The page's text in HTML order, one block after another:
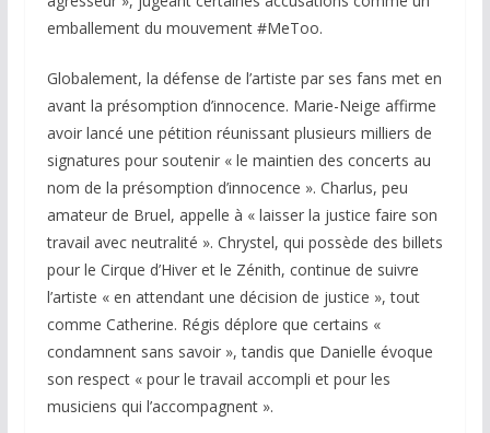
emballement du mouvement #MeToo.
Globalement, la défense de l’artiste par ses fans met en
avant la présomption d’innocence. Marie-Neige affirme
avoir lancé une pétition réunissant plusieurs milliers de
signatures pour soutenir « le maintien des concerts au
nom de la présomption d’innocence ». Charlus, peu
amateur de Bruel, appelle à « laisser la justice faire son
travail avec neutralité ». Chrystel, qui possède des billets
pour le Cirque d’Hiver et le Zénith, continue de suivre
l’artiste « en attendant une décision de justice », tout
comme Catherine. Régis déplore que certains «
condamnent sans savoir », tandis que Danielle évoque
son respect « pour le travail accompli et pour les
musiciens qui l’accompagnent ».